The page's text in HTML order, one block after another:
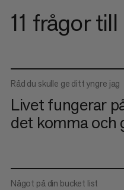
11 frågor till
Råd du skulle ge ditt yngre jag
Livet fungerar
det komma och
Något på din bucket list